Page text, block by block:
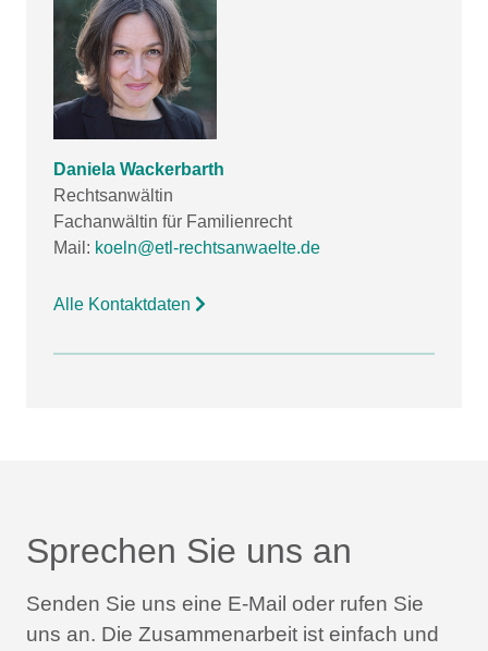
Daniela Wackerbarth
Rechtsanwältin
Fachanwältin für Familienrecht
Mail: koeln@etl-rechtsanwaelte.de
Alle Kontaktdaten
Sprechen Sie uns an
Senden Sie uns eine E-Mail oder rufen Sie
uns an. Die Zusammenarbeit ist einfach und